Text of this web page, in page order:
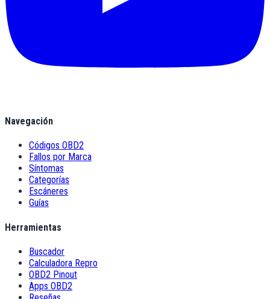
Navegación
Códigos OBD2
Fallos por Marca
Síntomas
Categorías
Escáneres
Guías
Herramientas
Buscador
Calculadora Repro
OBD2 Pinout
Apps OBD2